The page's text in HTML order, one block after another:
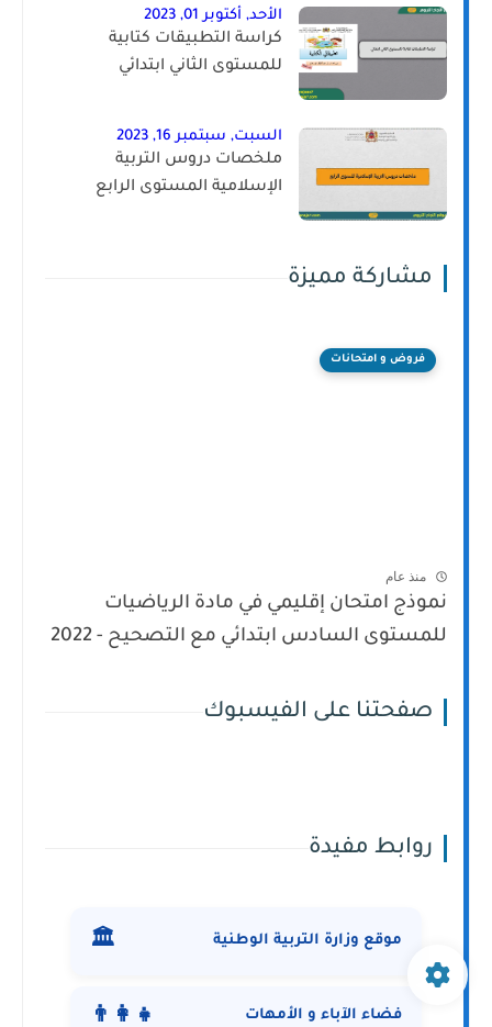
الأحد, أكتوبر 01, 2023
كراسة التطبيقات كتابية
للمستوى الثاني ابتدائي
السبت, سبتمبر 16, 2023
ملخصات دروس التربية
الإسلامية المستوى الرابع
مشاركة مميزة
فروض و امتحانات
منذ عام
نموذج امتحان إقليمي في مادة الرياضيات
للمستوى السادس ابتدائي مع التصحيح - 2022
صفحتنا على الفيسبوك
روابط مفيدة
موقع وزارة التربية الوطنية 🏛️
فضاء الآباء و الأمهات 👨‍👩‍👧